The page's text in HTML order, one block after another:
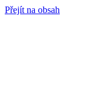
Přejít na obsah